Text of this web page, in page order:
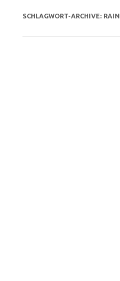
SCHLAGWORT-ARCHIVE: